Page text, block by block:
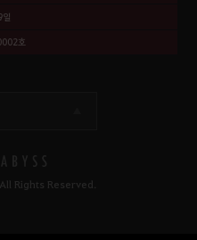
호
Rights Reserved.